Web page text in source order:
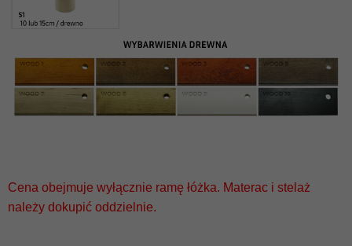
Cena obejmuje wyłącznie ramę łóżka. Materac i stelaż
należy dokupić oddzielnie.